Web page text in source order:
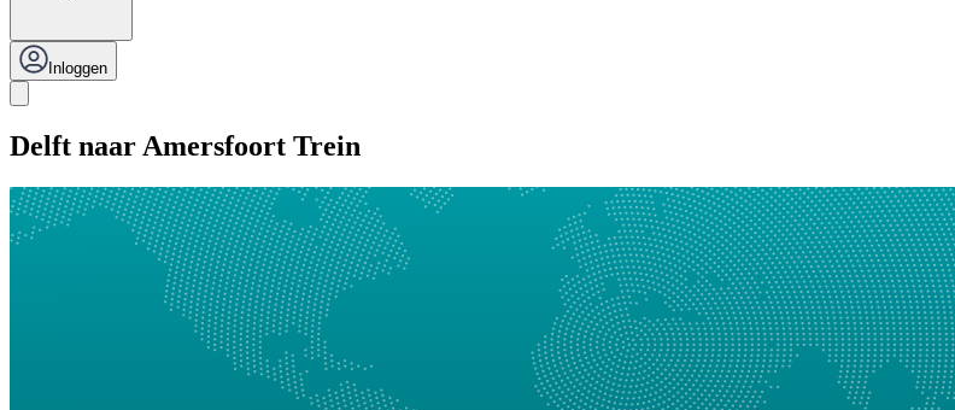
Inloggen
Delft naar Amersfoort Trein